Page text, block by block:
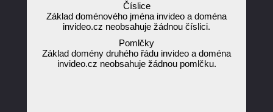
Číslice
Základ doménového jména invideo a doména
invideo.cz neobsahuje žádnou číslici.
Pomlčky
Základ domény druhého řádu invideo a doména
invideo.cz neobsahuje žádnou pomlčku.